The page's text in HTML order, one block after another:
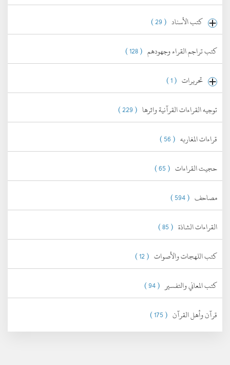
كتب الأسناد ( 29 )
كتب تراجم القراء وجهودهم ( 128 )
تحريرات ( 1 )
توجيه القراءات القرآنية واثرها ( 229 )
قراءات المغاربه ( 56 )
حجيت القراءات ( 65 )
مصاحف ( 594 )
القراءات الشاذة ( 85 )
كتب اللهجات والأصوات ( 12 )
كتب المعاني والتفسير ( 94 )
قرآن وأهل القرآن ( 175 )